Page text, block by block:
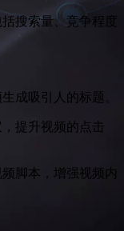
搜索量、竞争程度
成吸引人的标题。
提升视频的点击
脚本，增强视频内